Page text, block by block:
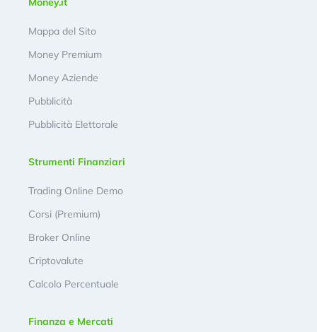
Mappa del Sito
Money Premium
Money Aziende
Pubblicità
Pubblicità Elettorale
Strumenti Finanziari
Trading Online Demo
Corsi (Premium)
Broker Online
Criptovalute
Calcolo Percentuale
Finanza e Mercati